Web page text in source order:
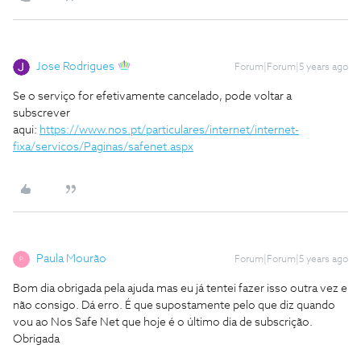
Jose Rodrigues Forum|Forum|5 years ago
Se o serviço for efetivamente cancelado, pode voltar a
subscrever
aqui: https://www.nos.pt/particulares/internet/internet-
fixa/servicos/Paginas/safenet.aspx
P Paula Mourão Forum|Forum|5 years ago
Bom dia obrigada pela ajuda mas eu já tentei fazer isso outra vez e
não consigo. Dá erro. É que supostamente pelo que diz quando
vou ao Nos Safe Net que hoje é o último dia de subscrição.
Obrigada